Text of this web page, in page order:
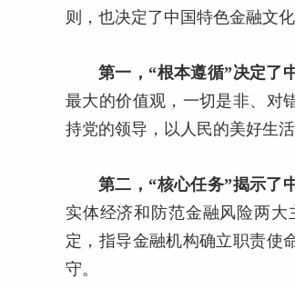
则，也决定了中国特色金融文
第一，“根本遵循”决定了
最大的价值观，一切是非、对
持党的领导，以人民的美好生
第二，“核心任务”揭示了
实体经济和防范金融风险两
定，指导金融机构确立职责使
守。